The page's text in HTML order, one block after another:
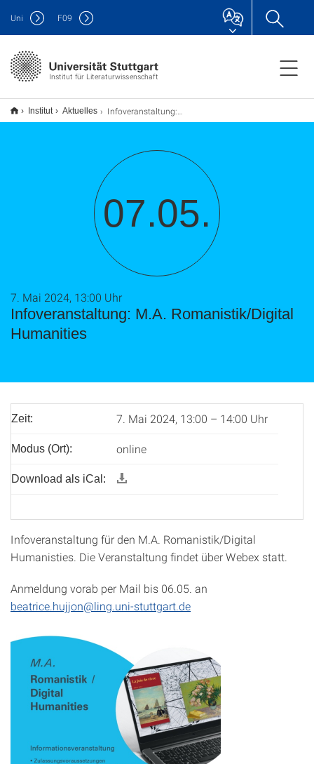
Institut für Literaturwissenschaft
Uni F09
Institut Aktuelles Infoveranstaltung: M.A. Romanistik/Digital Humanities
07.05.
Infoveranstaltung: M.A. Romanistik/Digital
Humanities
7. Mai 2024, 13:00 Uhr
Zeit: 7. Mai 2024, 13:00 – 14:00 Uhr
Modus (Ort): online
Download als iCal:
Infoveranstaltung für den M.A. Romanistik/Digital
Humanisties. Die Veranstaltung findet über Webex statt.
Anmeldung vorab per Mail bis 06.05. an
beatrice.hujjon@ling.uni-stuttgart.de